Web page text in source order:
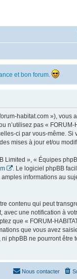
et bon forum.
habitat.com »),
n’utilisez pas «
ci par vous-même. Si
mises à jour et/ou
», « Équipes
. Le logiciel phpBB
informations au
contenu qui peut
une notification à
que « FORUM-
que vous avez
phpBB ne pourront
Nous contacter